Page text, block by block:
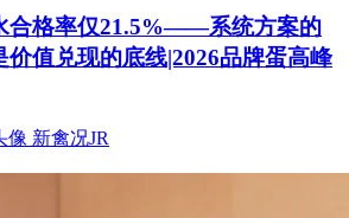
合格率仅21.5%——系统方案的
价值兑现的底线|2026品牌蛋高峰
新禽况JR